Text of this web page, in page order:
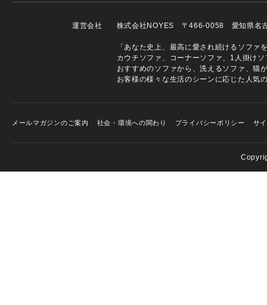
運営会社 株式会社NOYES 〒466-0058 愛知県名
「あなた史上、最高に愛され続けるソフ
カウチソファ、コーナーソファ、1人掛け
おすすめのソファから、洗えるソファ、猫
お客様の様々な生活のシーンに応じた人気
メールマガジンのご案内 社会・環境への関わり プライバシーポリシー サ